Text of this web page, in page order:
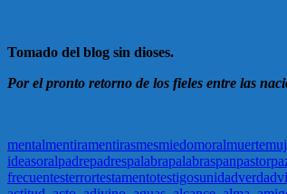
Tomado del blog sin dioses.
Por el pronto retorno de los fieles entre las
mentalmentiramentirasmesmiedomoralmuerte
ideasoralpadrepadrespalabrapalabraspanpastor
frecuentesterrortestamentotestigosunidadverdad